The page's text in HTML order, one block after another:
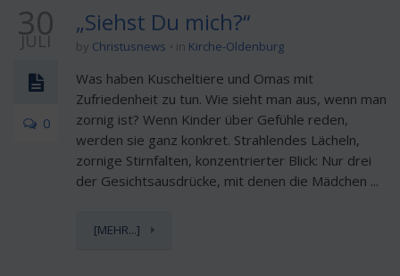
30
JULI
0
„Siehst Du mich?“
by Christusnews in Kirche-Oldenburg
Was haben Kuscheltiere und Omas mit
Zufriedenheit zu tun. Wie sieht man aus, wenn man
zornig ist? Wenn Kinder über Gefühle reden,
werden sie ganz konkret. Strahlendes Lächeln,
zornige Stirnfalten, konzentrierter Blick: Nur drei
der Gesichtsausdrücke, mit denen die Mädchen ...
[MEHR...]